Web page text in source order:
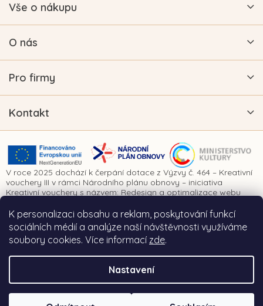
K personalizaci obsahu a reklam, poskytování funkcí
sociálních médií a analýze naší návštěvnosti využíváme
soubory cookies. Více informací zde.
Nastavení
Vše o nákupu
O nás
Pro firmy
Kontakt
V roce 2025 dochází k čerpání dotace z Výzvy č. 464 – Kreativní
vouchery III v rámci Národního plánu obnovy – iniciativa
Kreativní vouchery s názvem: Redesign a optimalizace webu
spoluúčasti Evropské unie prostřednictvím Národního plánu
obnovy a Ministerstva kultury České republiky.
Copyright 2026Vykrajovátka na přání. Všechna práva